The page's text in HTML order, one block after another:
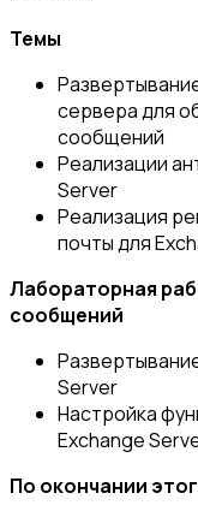
Темы
сервера для
сообщений
Реализации
Server
Реализация
почты для
Лабораторная
сообщений
Server
Настройка
Exchange
По окончании